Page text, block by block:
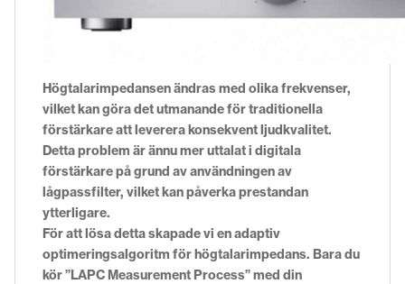
Högtalarimpedansen ändras med olika frekvenser,
vilket kan göra det utmanande för traditionella
förstärkare att leverera konsekvent ljudkvalitet.
Detta problem är ännu mer uttalat i digitala
förstärkare på grund av användningen av
lågpassfilter, vilket kan påverka prestandan
ytterligare.
För att lösa detta skapade vi en adaptiv
optimeringsalgoritm för högtalarimpedans. Bara du
kör ”LAPC Measurement Process” med din